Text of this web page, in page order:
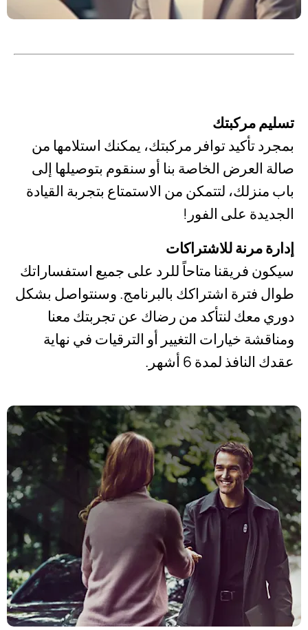
تسليم مركبتك
بمجرد تأكيد توافر مركبتك، يمكنك استلامها من
صالة العرض الخاصة بنا أو سنقوم بتوصيلها إلى
باب منزلك، لتتمكن من الاستمتاع بتجربة القيادة
الجديدة على الفور!
إدارة مرنة للاشتراكات
سيكون فريقنا متاحاً للرد على جميع استفساراتك
طوال فترة اشتراكك بالبرنامج. وسنتواصل بشكل
دوري معك لنتأكد من رضاك عن تجربتك معنا
ومناقشة خيارات التغيير أو الترقيات في نهاية
عقدك النافذ لمدة 6 أشهر.